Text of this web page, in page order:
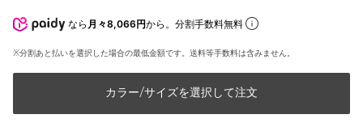
なら 月々8,066円から。分割手数料無料
※分割あと払いを選択した場合の最低金額です。送料等手数料は含みません。
カラー/サイズを選択して注文